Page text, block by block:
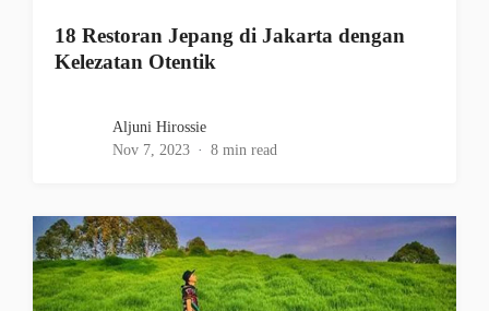
18 Restoran Jepang di Jakarta dengan
Kelezatan Otentik
Aljuni Hirossie
Nov 7, 2023
8 min read